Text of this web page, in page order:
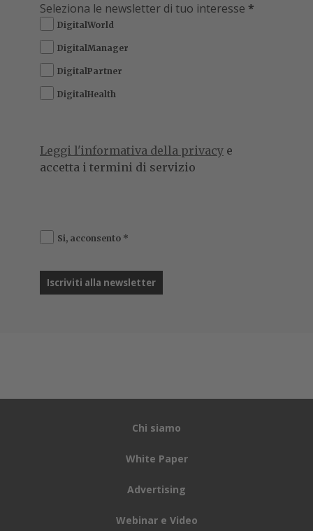
Seleziona le newsletter di tuo interesse *
DigitalWorld
DigitalManager
DigitalPartner
DigitalHealth
Leggi l'informativa della privacy e
accetta i termini di servizio
Si, acconsento *
Chi siamo
White Paper
Advertising
Webinar e Video